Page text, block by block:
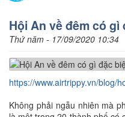
Hội An về đêm có gì
Thứ năm - 17/09/2020 10:34
https://www.airtrippy.vn/blog/
Không phải ngẫu nhiên mà